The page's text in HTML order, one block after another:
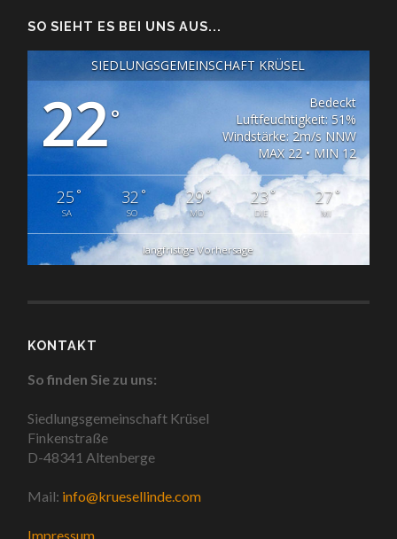
SO SIEHT ES BEI UNS AUS...
SIEDLUNGSGEMEINSCHAFT KRÜSEL
22°
Bedeckt
Luftfeuchtigkeit: 51%
Windstärke: 2m/s NNW
MAX 22 • MIN 12
25°
SA
32 °
SO
29°
MO
23°
DIE
27°
MI
langfristige Vorhersage
KONTAKT
So finden Sie zu uns:
Siedlungsgemeinschaft Krüsel
Finkenstraße
D-48341 Altenberge
Mail: info@kruesellinde.com
Impressum